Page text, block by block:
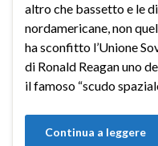
altro che bassetto e le
nordamericane, non
ha sconfitto l’Unione
di Ronald Reagan uno
il famoso “scudo
Continua a leggere